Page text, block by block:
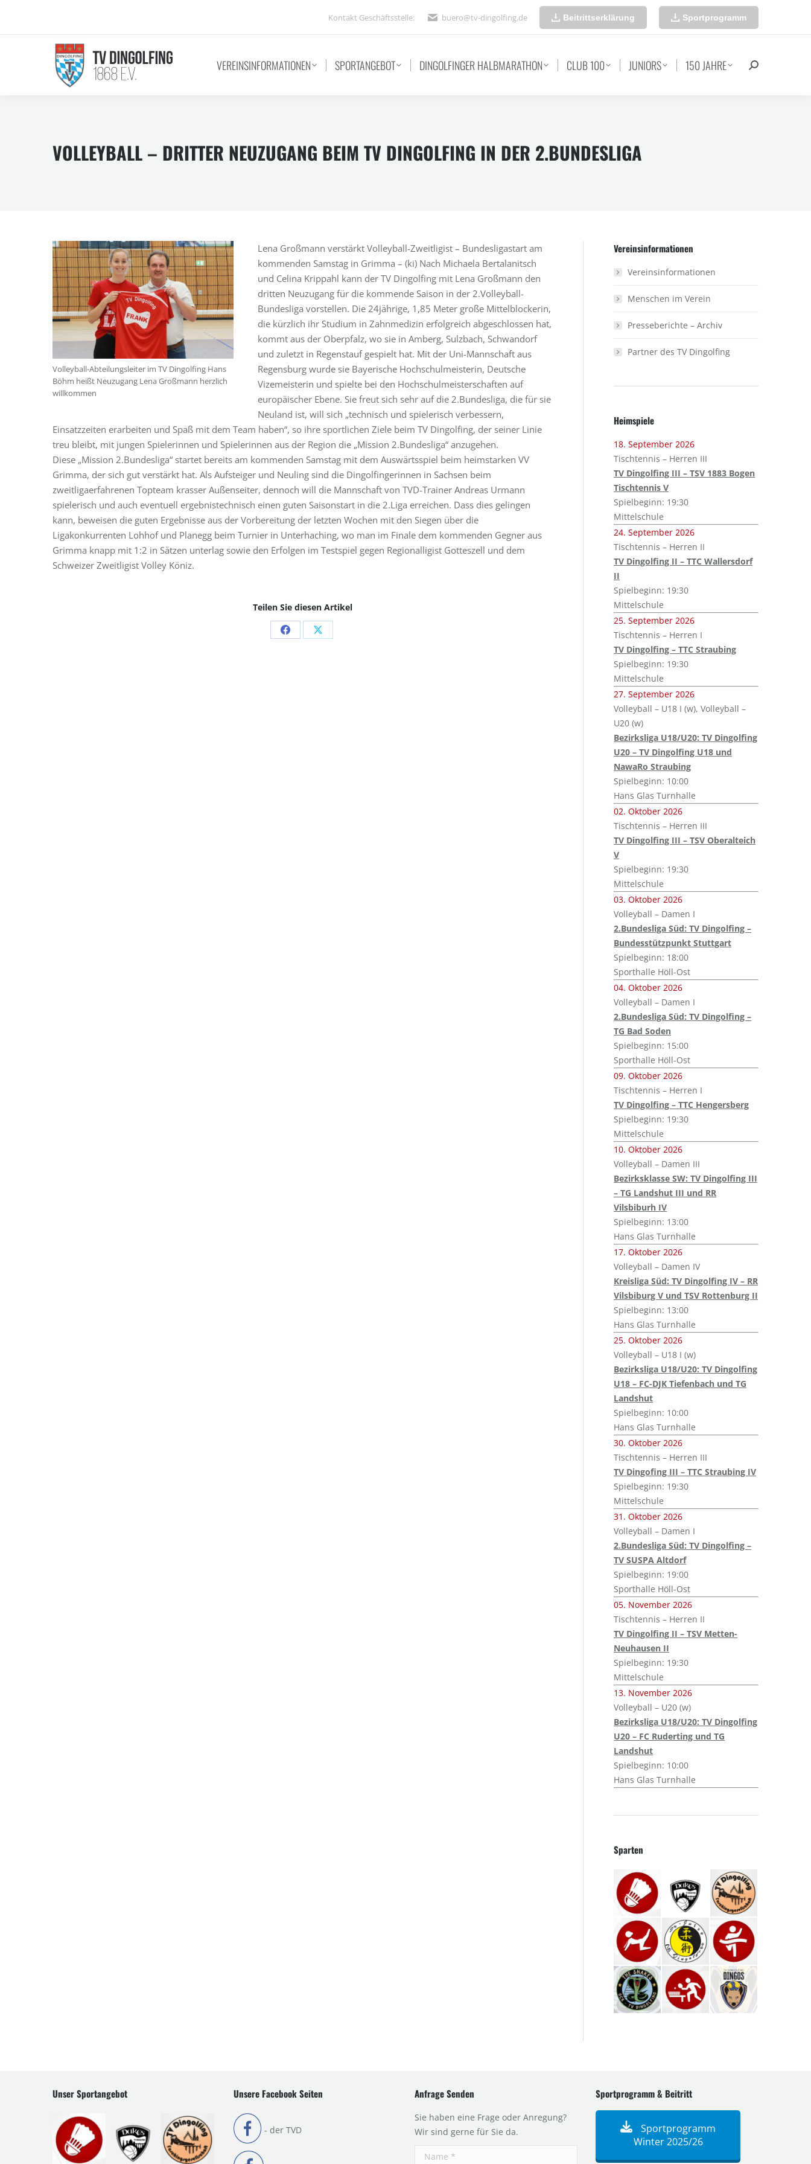
Kontakt Geschäftsstelle: buero@tv-dingolfing.de Beitrittserklärung Sportprogramm
VEREINSINFORMATIONEN SPORTANGEBOT DINGOLFINGER HALBMARATHON CLUB 100 JUNIORS 150 JAHRE Search:
VOLLEYBALL – DRITTER NEUZUGANG BEIM TV DINGOLFING IN DER 2.BUNDESLIGA
Volleyball-Abteilungsleiter im TV Dingolfing Hans
Böhm heißt Neuzugang Lena Großmann herzlich
willkommen
Lena Großmann verstärkt Volleyball-Zweitligist – Bundesligastart am
kommenden Samstag in Grimma – (ki) Nach Michaela Bertalanitsch
und Celina Krippahl kann der TV Dingolfing mit Lena Großmann den
dritten Neuzugang für die kommende Saison in der 2.Volleyball-
Bundesliga vorstellen. Die 24jährige, 1,85 Meter große Mittelblockerin,
die kürzlich ihr Studium in Zahnmedizin erfolgreich abgeschlossen hat,
kommt aus der Oberpfalz, wo sie in Amberg, Sulzbach, Schwandorf
und zuletzt in Regenstauf gespielt hat. Mit der Uni-Mannschaft aus
Regensburg wurde sie Bayerische Hochschulmeisterin, Deutsche
Vizemeisterin und spielte bei den Hochschulmeisterschaften auf
europäischer Ebene. Sie freut sich sehr auf die 2.Bundesliga, die für sie
Neuland ist, will sich „technisch und spielerisch verbessern,
Einsatzzeiten erarbeiten und Spaß mit dem Team haben“, so ihre sportlichen Ziele beim TV Dingolfing, der seiner Linie
treu bleibt, mit jungen Spielerinnen und Spielerinnen aus der Region die „Mission 2.Bundesliga“ anzugehen.
Diese „Mission 2.Bundesliga“ startet bereits am kommenden Samstag mit dem Auswärtsspiel beim heimstarken VV
Grimma, der sich gut verstärkt hat. Als Aufsteiger und Neuling sind die Dingolfingerinnen in Sachsen beim
zweitligaerfahrenen Topteam krasser Außenseiter, dennoch will die Mannschaft von TVD-Trainer Andreas Urmann
spielerisch und auch eventuell ergebnistechnisch einen guten Saisonstart in die 2.Liga erreichen. Dass dies gelingen
kann, beweisen die guten Ergebnisse aus der Vorbereitung der letzten Wochen mit den Siegen über die
Ligakonkurrenten Lohhof und Planegg beim Turnier in Unterhaching, wo man im Finale dem kommenden Gegner aus
Grimma knapp mit 1:2 in Sätzen unterlag sowie den Erfolgen im Testspiel gegen Regionalligist Gotteszell und dem
Schweizer Zweitligist Volley Köniz.
Teilen Sie diesen Artikel
Share Share
Vereinsinformationen
Vereinsinformationen
Menschen im Verein
Presseberichte – Archiv
Partner des TV Dingolfing
Heimspiele
18. September 2026
Tischtennis – Herren III
TV Dingolfing III – TSV 1883 Bogen
Tischtennis V
Spielbeginn: 19:30
Mittelschule
24. September 2026
Tischtennis – Herren II
TV Dingolfing II – TTC Wallersdorf
II
Spielbeginn: 19:30
Mittelschule
25. September 2026
Tischtennis – Herren I
TV Dingolfing – TTC Straubing
Spielbeginn: 19:30
Mittelschule
27. September 2026
Volleyball – U18 I (w), Volleyball –
U20 (w)
Bezirksliga U18/U20: TV Dingolfing
U20 – TV Dingolfing U18 und
NawaRo Straubing
Spielbeginn: 10:00
Hans Glas Turnhalle
02. Oktober 2026
Tischtennis – Herren III
TV Dingolfing III – TSV Oberalteich
V
Spielbeginn: 19:30
Mittelschule
03. Oktober 2026
Volleyball – Damen I
2.Bundesliga Süd: TV Dingolfing –
Bundesstützpunkt Stuttgart
Spielbeginn: 18:00
Sporthalle Höll-Ost
04. Oktober 2026
Volleyball – Damen I
2.Bundesliga Süd: TV Dingolfing –
TG Bad Soden
Spielbeginn: 15:00
Sporthalle Höll-Ost
09. Oktober 2026
Tischtennis – Herren I
TV Dingolfing – TTC Hengersberg
Spielbeginn: 19:30
Mittelschule
10. Oktober 2026
Volleyball – Damen III
Bezirksklasse SW: TV Dingolfing III
– TG Landshut III und RR
Vilsbiburh IV
Spielbeginn: 13:00
Hans Glas Turnhalle
17. Oktober 2026
Volleyball – Damen IV
Kreisliga Süd: TV Dingolfing IV – RR
Vilsbiburg V und TSV Rottenburg II
Spielbeginn: 13:00
Hans Glas Turnhalle
25. Oktober 2026
Volleyball – U18 I (w)
Bezirksliga U18/U20: TV Dingolfing
U18 – FC-DJK Tiefenbach und TG
Landshut
Spielbeginn: 10:00
Hans Glas Turnhalle
30. Oktober 2026
Tischtennis – Herren III
TV Dingofing III – TTC Straubing IV
Spielbeginn: 19:30
Mittelschule
31. Oktober 2026
Volleyball – Damen I
2.Bundesliga Süd: TV Dingolfing –
TV SUSPA Altdorf
Spielbeginn: 19:00
Sporthalle Höll-Ost
05. November 2026
Tischtennis – Herren II
TV Dingolfing II – TSV Metten-
Neuhausen II
Spielbeginn: 19:30
Mittelschule
13. November 2026
Volleyball – U20 (w)
Bezirksliga U18/U20: TV Dingolfing
U20 – FC Ruderting und TG
Landshut
Spielbeginn: 10:00
Hans Glas Turnhalle
Sparten
Unser Sportangebot Unsere Facebook Seiten
- der TVD
Anfrage Senden
Sie haben eine Frage oder Anregung?
Wir sind gerne für Sie da.
Name *
Sportprogramm & Beitritt
Sportprogramm
Winter 2025/26